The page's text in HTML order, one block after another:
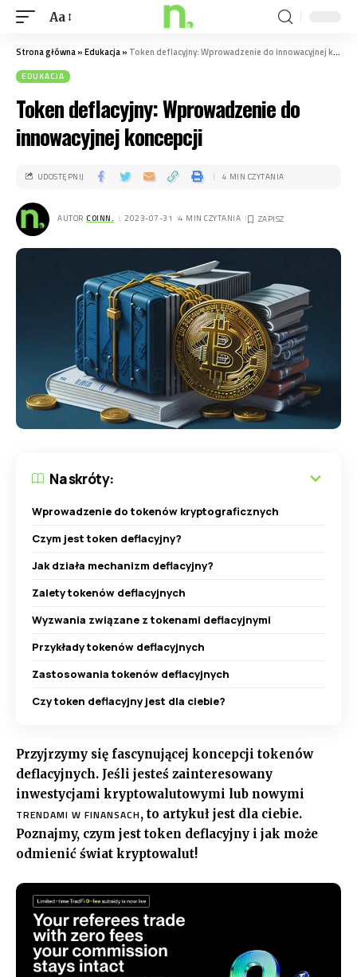
Aa
Strona główna»Edukacja» Token deflacyjny: Wprowadzenie do innowacyjnej koncepcji
EDUKACJA
Token deflacyjny: Wprowadzenie do
innowacyjnej koncepcji
AUTOR COINN. . 2023-07-31 4 MIN CZYTANIA
UDOSTĘPNIJ 4 MIN CZYTANIA
Na skróty:
Wprowadzenie do tokenów kryptograficznych
Czym jest token deflacyjny?
Jak działa mechanizm deflacyjny?
Zalety tokenów deflacyjnych
Wyzwania związane z tokenami deflacyjnymi
Przykłady tokenów deflacyjnych
Zastosowania tokenów deflacyjnych
Czy token deflacyjny jest dla ciebie?
Przyjrzymy się fascynującej koncepcji tokenów
deflacyjnych. Jeśli jesteś zainteresowany
inwestycjami kryptowalutowymi lub nowymi
TRENDAMI W FINANSACH, to artykuł jest dla ciebie.
Poznajmy, czym jest token deflacyjny i jak może
odmienić świat kryptowalut!